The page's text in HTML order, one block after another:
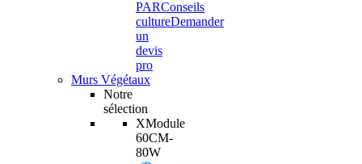
PARConseils
cultureDemander
un
devis
pro
Murs Végétaux
Notre
sélection
XModule
60CM-
80W